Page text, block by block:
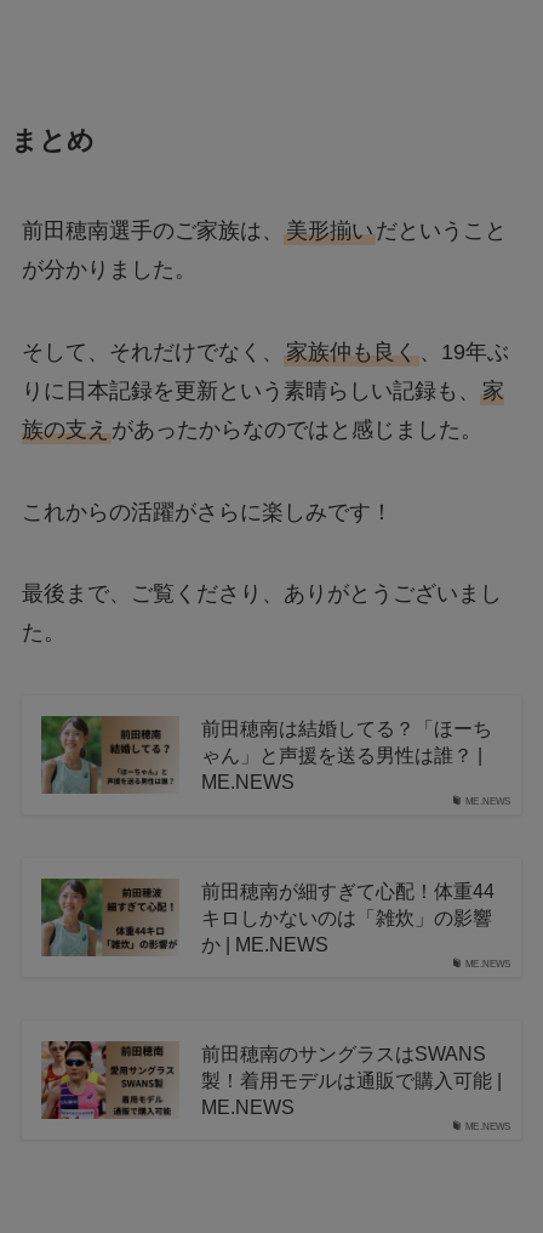
まとめ
前田穂南選手のご家族は、 美形揃いだということ
が分かりました。
そして、それだけでなく、 家族仲も良く、19年ぶ
りに日本記録を更新という素晴らしい記録も、 家
族の支えがあったからなのではと感じました。
これからの活躍がさらに楽しみです！
最後まで、ご覧くださり、ありがとうございまし
た。
ME.NEWS
前田穂南は結婚してる？「ほーち
ゃん」と声援を送る男性は誰？ |
ME.NEWS
ME.NEWS
前田穂南が細すぎて心配！体重44
キロしかないのは「雑炊」の影響
か | ME.NEWS
ME.NEWS
前田穂南のサングラスはSWANS
製！着用モデルは通販で購入可能 |
ME.NEWS